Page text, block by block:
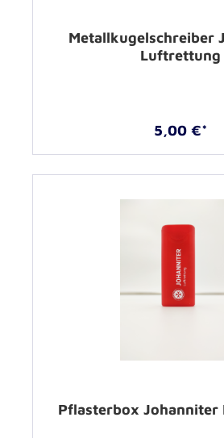
Metallkugelschreiber
Luftrettung
5,00 €*
Pflasterbox